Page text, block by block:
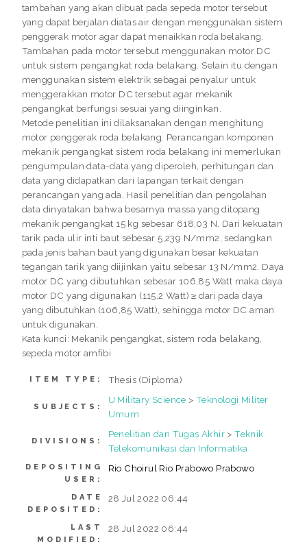
tambahan yang akan dibuat pada sepeda motor tersebut
yang dapat berjalan diatas air dengan menggunakan sistem
penggerak motor agar dapat menaikkan roda belakang.
Tambahan pada motor tersebut menggunakan motor DC
untuk sistem pengangkat roda belakang. Selain itu dengan
menggunakan sistem elektrik sebagai penyalur untuk
menggerakkan motor DC tersebut agar mekanik
pengangkat berfungsi sesuai yang diinginkan.
Metode penelitian ini dilaksanakan dengan menghitung
motor penggerak roda belakang. Perancangan komponen
mekanik pengangkat sistem roda belakang ini memerlukan
pengumpulan data-data yang diperoleh, perhitungan dan
data yang didapatkan dari lapangan terkait dengan
perancangan yang ada. Hasil penelitian dan pengolahan
data dinyatakan bahwa besarnya massa yang ditopang
mekanik pengangkat 15 kg sebesar 618,03 N. Dari kekuatan
tarik pada ulir inti baut sebesar 5,239 N/mm2, sedangkan
pada jenis bahan baut yang digunakan besar kekuatan
tegangan tarik yang diijinkan yaitu sebesar 13 N/mm2. Daya
motor DC yang dibutuhkan sebesar 106,85 Watt maka daya
motor DC yang digunakan (115,2 Watt) ≥ dari pada daya
yang dibutuhkan (106,85 Watt), sehingga motor DC aman
untuk digunakan.
Kata kunci: Mekanik pengangkat, sistem roda belakang,
sepeda motor amfibi
ITEM TYPE: Thesis (Diploma)
SUBJECTS:
U Military Science >Teknologi Militer
Umum
DIVISIONS:
Penelitian dan Tugas Akhir >Teknik
Telekomunikasi dan Informatika
DEPOSITING
USER:
Rio Choirul Rio Prabowo Prabowo
DATE
DEPOSITED:
28 Jul 2022 06:44
LAST
MODIFIED:
28 Jul 2022 06:44